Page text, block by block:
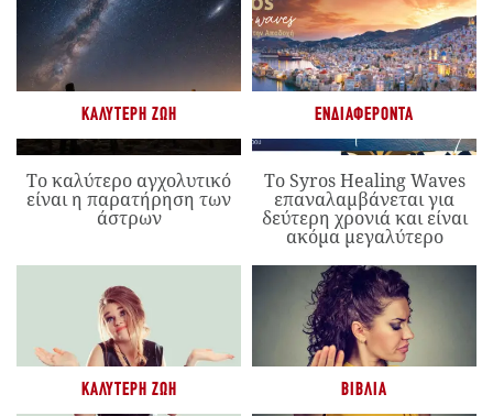
ΚΑΛΎΤΕΡΗ ΖΩΉ
Το καλύτερο αγχολυτικό
είναι η παρατήρηση των
άστρων
ΕΝΔΙΑΦΈΡΟΝΤΑ
Το Syros Healing Waves
επαναλαμβάνεται για
δεύτερη χρονιά και είναι
ακόμα μεγαλύτερο
ΚΑΛΎΤΕΡΗ ΖΩΉ ΒΙΒΛΊΑ